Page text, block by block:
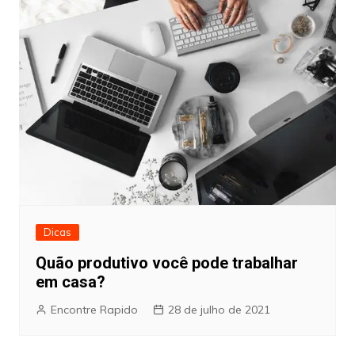
Dicas
Quão produtivo você pode trabalhar
em casa?
Encontre Rapido 28 de julho de 2021